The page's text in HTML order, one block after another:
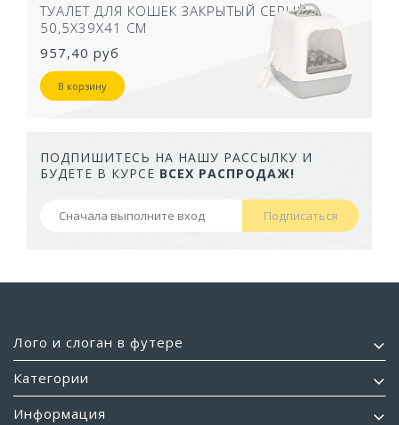
ТУАЛЕТ ДЛЯ КОШЕК ЗАКРЫТЫЙ СЕРЫЙ
50,5Х39Х41 СМ
957,40 руб
В корзину
ПОДПИШИТЕСЬ НА НАШУ РАССЫЛКУ И
БУДЕТЕ В КУРСЕ ВСЕХ РАСПРОДАЖ!
Подписаться
Лого и слоган в футере
Категории
Информация